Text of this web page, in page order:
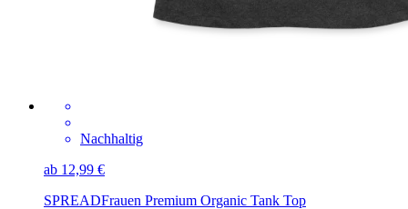
Nachhaltig
ab 12,99 €
SPREADFrauen Premium Organic Tank Top